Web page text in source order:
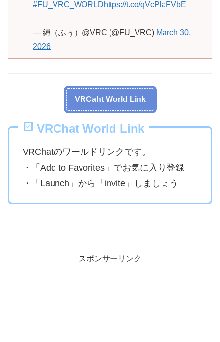
#FU_VRC_WORLDhttps://t.co/qVcPlaFVbE
— 縛（ふぅ）@VRC (@FU_VRC) March 30,
2026
VRCaht World Link
VRChat World Link
VRChatのワールドリンクです。
・「Add to Favorites」でお気に入り登録
・「Launch」から「invite」しましょう
スポンサーリンク